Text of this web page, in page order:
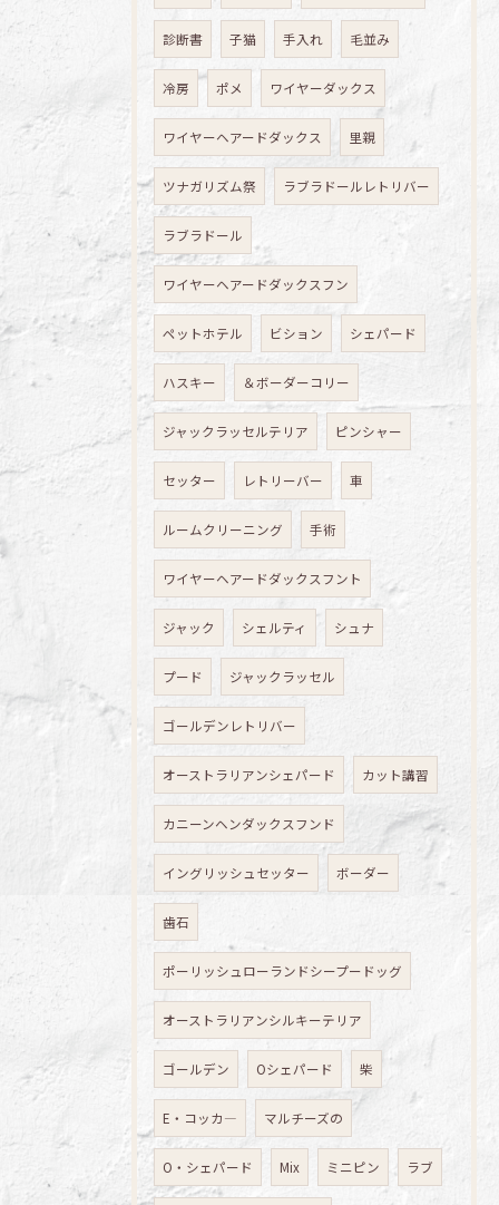
診断書 子猫 手入れ 毛並み
冷房 ポメ ワイヤーダックス
ワイヤーヘアードダックス 里親
ツナガリズム祭 ラブラドールレトリバー
ラブラドール
ワイヤーヘアードダックスフン
ペットホテル ビション シェパード
ハスキー ＆ボーダーコリー
ジャックラッセルテリア ピンシャー
セッター レトリーバー 車
ルームクリーニング 手術
ワイヤーヘアードダックスフント
ジャック シェルティ シュナ
プード ジャックラッセル
ゴールデンレトリバー
オーストラリアンシェパード カット講習
カニーンヘンダックスフンド
イングリッシュセッター ボーダー
歯石
ポーリッシュローランドシープードッグ
オーストラリアンシルキーテリア
ゴールデン Oシェパード 柴
E・コッカ― マルチーズの
O・シェパード Mix ミニピン ラブ